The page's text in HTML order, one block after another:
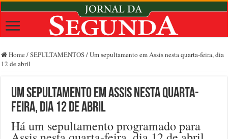
Home /SEPULTAMENTOS/Um sepultamento em Assis nesta quarta-feira, dia
12 de abril
Um sepultamento em Assis nesta quarta-
feira, dia 12 de abril
Há um sepultamento programado para